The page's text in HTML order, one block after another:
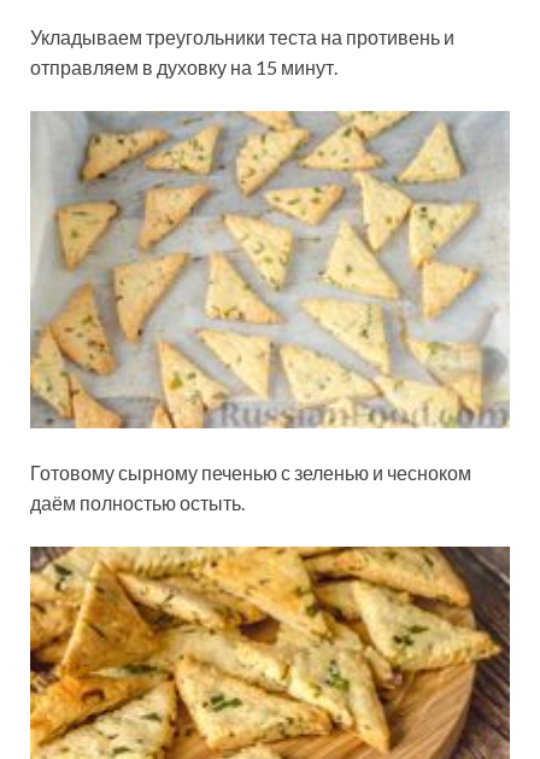
Укладываем треугольники теста на противень и
отправляем в духовку на 15 минут.
Готовому сырному печенью с зеленью и чесноком
даём полностью остыть.